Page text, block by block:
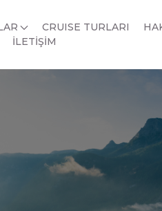
CRUISE TURLARI
İLETİŞİM